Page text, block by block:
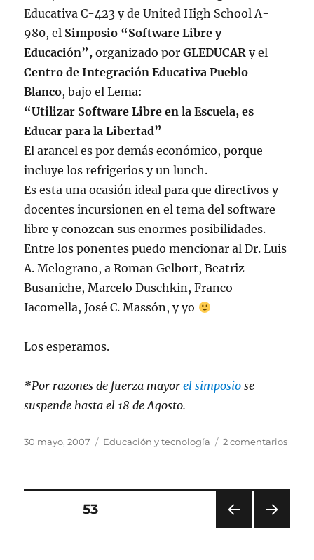
Educativa C-423 y de United High School A-
980, el Simposio “Software Libre y
Educación”, organizado porGLEDUCARy el
Centro de Integración Educativa Pueblo
Blanco, bajo el Lema:
“Utilizar Software Libre en la Escuela, es
Educar para la Libertad”
El arancel es por demás económico, porque
incluye los refrigerios y un lunch.
Es esta una ocasión ideal para que directivos y
docentes incursionen en el tema del software
libre y conozcan sus enormes posibilidades.
Entre los ponentes puedo mencionar al Dr. Luis
A. Melograno, a Roman Gelbort, Beatriz
Busaniche, Marcelo Duschkin, Franco
Iacomella, José C. Massón, y yo
Los esperamos.
*Por razones de fuerza mayorel simposiose
suspende hasta el 18 de Agosto.
Publicado
30 mayo, 2007 Categorías
Educación y tecnología 2 comentariosen
Paginación
PÁGINA53